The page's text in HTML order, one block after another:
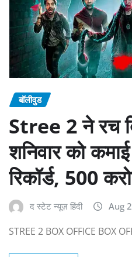
बॉलीवुड
Stree 2 ने रच
शनिवार को
रिकॉर्ड, 500
द स्टेट न्यूज़ हिंदी Aug
STREE 2 BOX OFFICE BOX